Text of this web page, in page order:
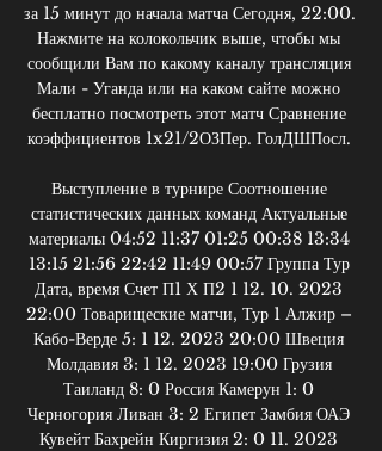
за 15 минут до начала матча Сегодня, 22:00.
Нажмите на колокольчик выше, чтобы мы
сообщили Вам по какому каналу трансляция
Мали - Уганда или на каком сайте можно
бесплатно посмотреть этот матч Сравнение
коэффициентов 1x21/2ОЗПер. ГолДШПосл.
Выступление в турнире Соотношение
статистических данных команд Актуальные
материалы 04:52 11:37 01:25 00:38 13:34
13:15 21:56 22:42 11:49 00:57 Группа Тур
Дата, время Счет П1 Х П2 1 12. 10. 2023
22:00 Товарищеские матчи, Тур 1 Алжир –
Кабо-Верде 5: 1 12. 2023 20:00 Швеция
Молдавия 3: 1 12. 2023 19:00 Грузия
Таиланд 8: 0 Россия Камерун 1: 0
Черногория Ливан 3: 2 Египет Замбия ОАЭ
Кувейт Бахрейн Киргизия 2: 0 11. 2023